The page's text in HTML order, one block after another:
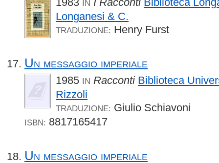
IN
Longanesi & C.
TRADUZIONE: Henry Furst
Un messaggio imperiale
1985 IN Racconti Biblioteca
Rizzoli
TRADUZIONE: Giulio Schiavoni
ISBN: 8817165417
Un messaggio imperiale